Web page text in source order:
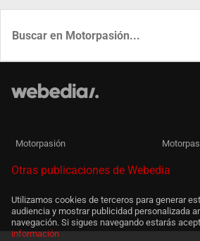
Motorpasión
Otras publicaciones de Webedia
Utilizamos cookies de terceros para generar
audiencia y mostrar publicidad personalizada
navegación. Si sigues navegando estarás
información